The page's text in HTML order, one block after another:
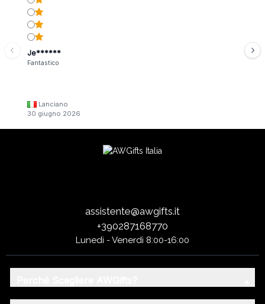
Je******
Fantastico
Lanciano
30 giugno 2026
assistente@awgifts.it
+390287168770
Lunedì - Venerdì 8:00-16:00